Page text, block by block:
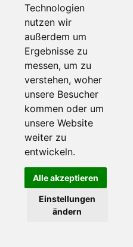
Technologien
nutzen wir
außerdem um
Ergebnisse zu
messen, um zu
verstehen, woher
unsere Besucher
kommen oder um
unsere Website
weiter zu
entwickeln.
Alle akzeptieren
Einstellungen
ändern